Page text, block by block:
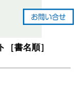
書名順］